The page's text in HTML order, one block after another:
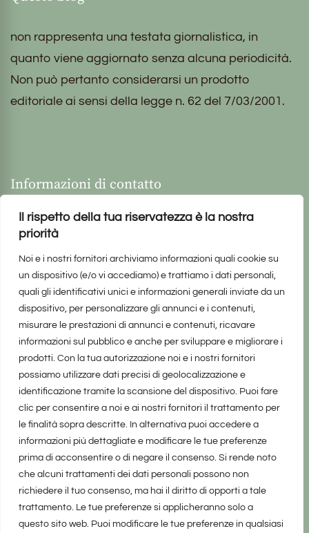
Il rispetto della tua riservatezza è la nostra
priorità
Noi e i nostri fornitori archiviamo informazioni quali cookie su
un dispositivo (e/o vi accediamo) e trattiamo i dati personali,
quali gli identificativi unici e informazioni generali inviate da un
dispositivo, per personalizzare gli annunci e i contenuti,
misurare le prestazioni di annunci e contenuti, ricavare
informazioni sul pubblico e anche per sviluppare e migliorare i
prodotti. Con la tua autorizzazione noi e i nostri fornitori
possiamo utilizzare dati precisi di geolocalizzazione e
identificazione tramite la scansione del dispositivo. Puoi fare
clic per consentire a noi e ai nostri fornitori il trattamento per
le finalità sopra descritte. In alternativa puoi accedere a
informazioni più dettagliate e modificare le tue preferenze
prima di acconsentire o di negare il consenso. Si rende noto
che alcuni trattamenti dei dati personali possono non
richiedere il tuo consenso, ma hai il diritto di opporti a tale
trattamento. Le tue preferenze si applicheranno solo a
questo sito web. Puoi modificare le tue preferenze in qualsiasi
non rappresenta una testata giornalistica, in
quanto viene aggiornato senza alcuna periodicità.
Non può pertanto considerarsi un prodotto
editoriale ai sensi della legge n. 62 del 7/03/2001.
Informazioni di contatto